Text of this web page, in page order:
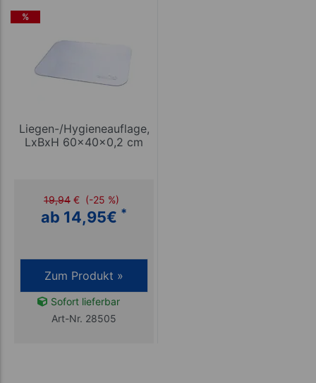
%
Liegen-/Hygieneauflage,
LxBxH 60x40x0,2 cm
19,94 € (-25 %)
ab 14,95€ *
Zum Produkt »
Sofort lieferbar
Art-Nr. 28505